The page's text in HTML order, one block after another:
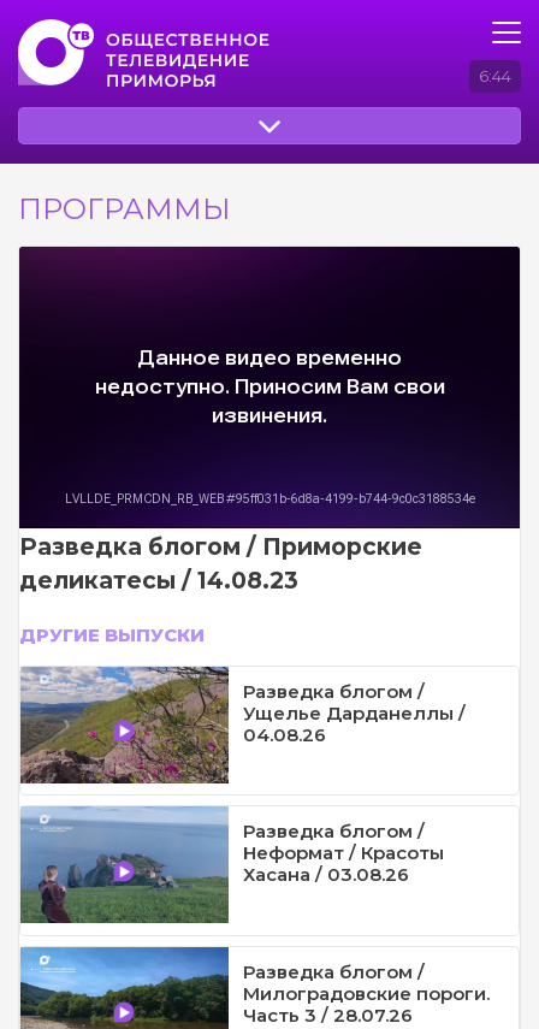
6:44
ПРОГРАММЫ
Разведка блогом / Приморские
деликатесы / 14.08.23
ДРУГИЕ ВЫПУСКИ
Разведка блогом /
Ущелье Дарданеллы /
04.08.26
Разведка блогом /
Неформат / Красоты
Хасана / 03.08.26
Разведка блогом /
Милоградовские пороги.
Часть 3 / 28.07.26